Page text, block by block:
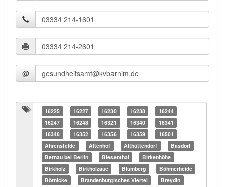
@
16225 16227 16230 16238
16244
16247
16248 16321 16340
16341
16348
16352 16356 16359
16501
Ahrensfelde
Altenhof Althüttendorf
Basdorf
Bernau bei Berlin
Biesenthal
Birkenhöhe
Birkholz
Birkholzaue Blumberg
Böhmerheide
Börnicke
Brandenburgisches Viertel Breydin